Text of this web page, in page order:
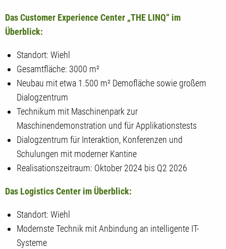
Das Customer Experience Center „THE LINQ“ im
Überblick:
Standort: Wiehl
Gesamtfläche: 3000 m²
Neubau mit etwa 1.500 m² Demofläche sowie großem
Dialogzentrum
Technikum mit Maschinenpark zur
Maschinendemonstration und für Applikationstests
Dialogzentrum für Interaktion, Konferenzen und
Schulungen mit moderner Kantine
Realisationszeitraum: Oktober 2024 bis Q2 2026
Das Logistics Center im Überblick:
Standort: Wiehl
Modernste Technik mit Anbindung an intelligente IT-
Systeme